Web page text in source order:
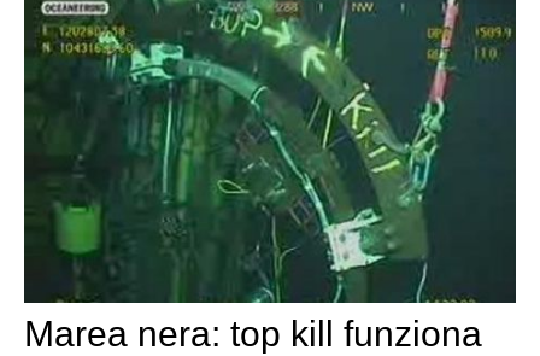
Marea nera: top kill funziona